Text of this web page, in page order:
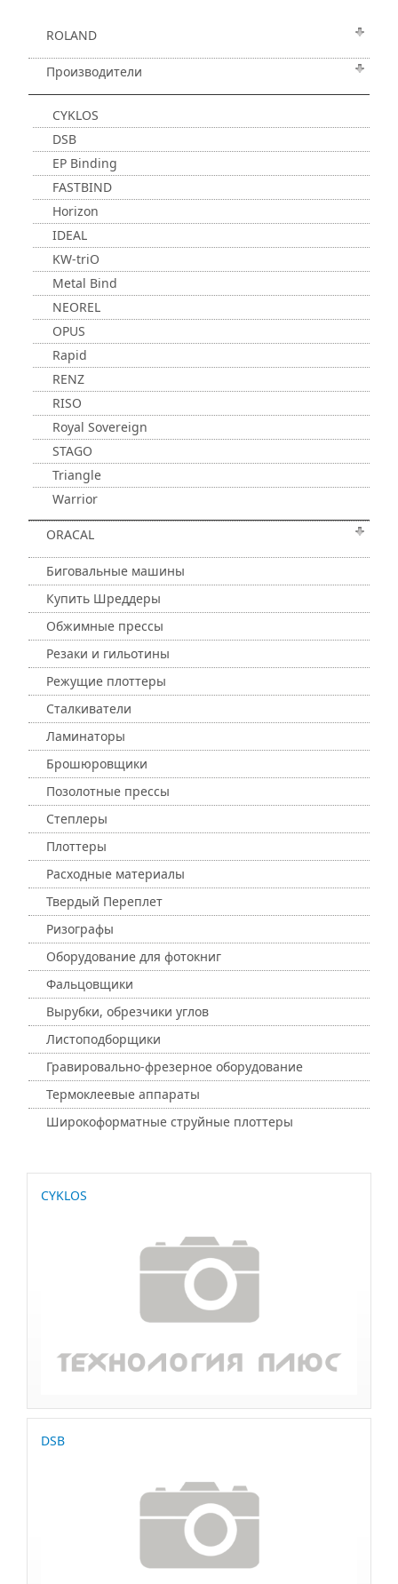
ROLAND
Производители
CYKLOS
DSB
EP Binding
FASTBIND
Horizon
IDEAL
KW-triO
Metal Bind
NEOREL
OPUS
Rapid
RENZ
RISO
Royal Sovereign
STAGO
Triangle
Warrior
ORACAL
Биговальные машины
Купить Шреддеры
Обжимные прессы
Резаки и гильотины
Режущие плоттеры
Сталкиватели
Ламинаторы
Брошюровщики
Позолотные прессы
Степлеры
Плоттеры
Расходные материалы
Твердый Переплет
Ризографы
Оборудование для фотокниг
Фальцовщики
Вырубки, обрезчики углов
Листоподборщики
Гравировально-фрезерное оборудование
Термоклеевые аппараты
Широкоформатные струйные плоттеры
CYKLOS
DSB